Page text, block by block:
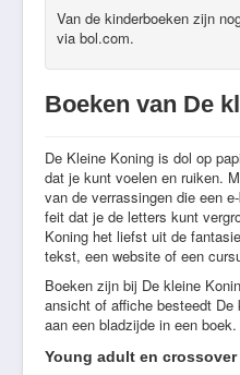
Van de kinderboeken zijn
via bol.com.
Boeken van De
De Kleine Koning is dol op
dat je kunt voelen en ruiken.
van de verrassingen die een
feit dat je de letters kunt
Koning het liefst uit de
tekst, een website of een
Boeken zijn bij De kleine
ansicht of affiche besteedt
aan een bladzijde in een boek.
Young adult en crossover